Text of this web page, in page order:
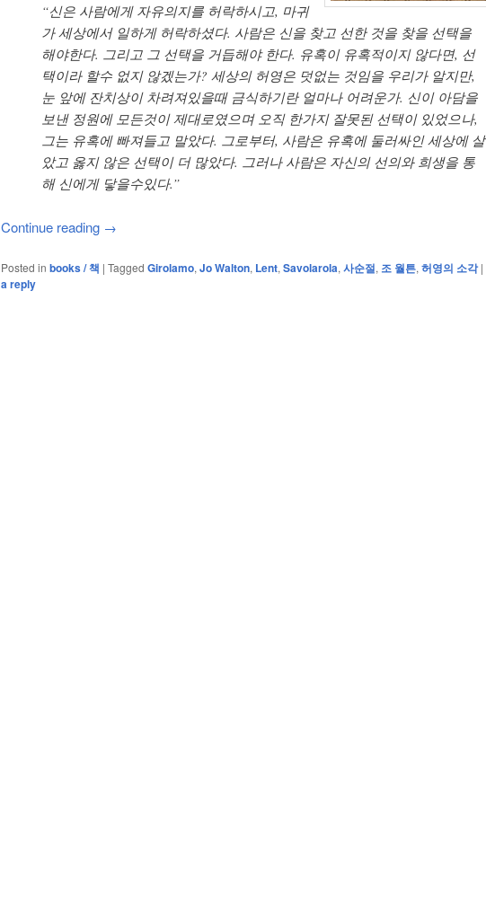
“신은 사람에게 자유의지를 허락하시고, 마귀
가 세상에서 일하게 허락하셨다. 사람은 신을 찾고 선한 것을 찾을 선택을
해야한다. 그리고 그 선택을 거듭해야 한다. 유혹이 유혹적이지 않다면, 선
택이라 할수 없지 않겠는가? 세상의 허영은 덧없는 것임을 우리가 알지만,
눈 앞에 잔치상이 차려져있을때 금식하기란 얼마나 어려운가. 신이 아담을
보낸 정원에 모든것이 제대로였으며 오직 한가지 잘못된 선택이 있었으나,
그는 유혹에 빠져들고 말았다. 그로부터, 사람은 유혹에 둘러싸인 세상에 살
았고 옳지 않은 선택이 더 많았다. 그러나 사람은 자신의 선의와 희생을 통
해 신에게 닿을수있다.”
Continue reading →
Posted in books / 책 | Tagged Girolamo, Jo Walton, Lent, Savolarola, 사순절, 조 월튼, 허영의 소각 |
a reply